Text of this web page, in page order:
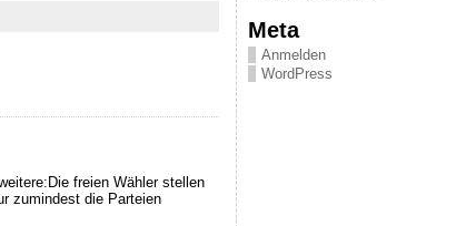
freien Wähler stellen
zumindest die Parteien
Meta
Anmelden
WordPress